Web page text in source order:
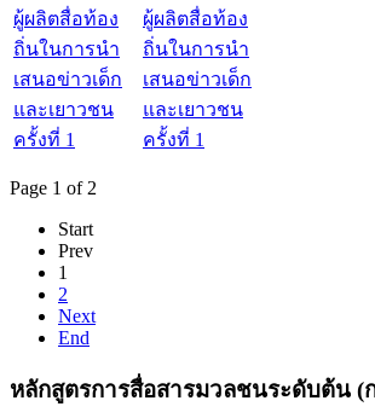
ผู้ผลิตสื่อท้อง
ถิ่นในการนำ
เสนอข่าวเด็ก
และเยาวชน
ครั้งที่ 1
Page 1 of 2
Start
Prev
1
2
Next
End
หลักสูตรการสื่อสารมวลชนระดับต้น (